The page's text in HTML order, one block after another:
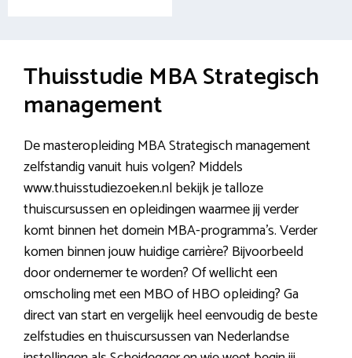
Thuisstudie MBA Strategisch
management
De masteropleiding MBA Strategisch management
zelfstandig vanuit huis volgen? Middels
www.thuisstudiezoeken.nl bekijk je talloze
thuiscursussen en opleidingen waarmee jij verder
komt binnen het domein MBA-programma’s. Verder
komen binnen jouw huidige carrière? Bijvoorbeeld
door ondernemer te worden? Of wellicht een
omscholing met een MBO of HBO opleiding? Ga
direct van start en vergelijk heel eenvoudig de beste
zelfstudies en thuiscursussen van Nederlandse